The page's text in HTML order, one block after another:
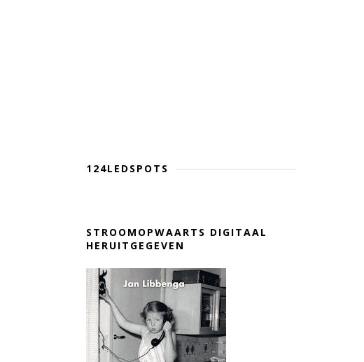
124LEDSPOTS
STROOMOPWAARTS DIGITAAL
HERUITGEGEVEN